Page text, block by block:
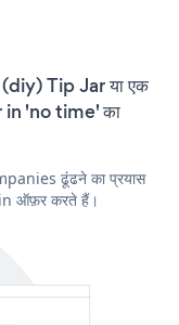
Tip Jar या एक
in 'no time' का
ढूंढने का प्रयास
ऑफ़र करते हैं।